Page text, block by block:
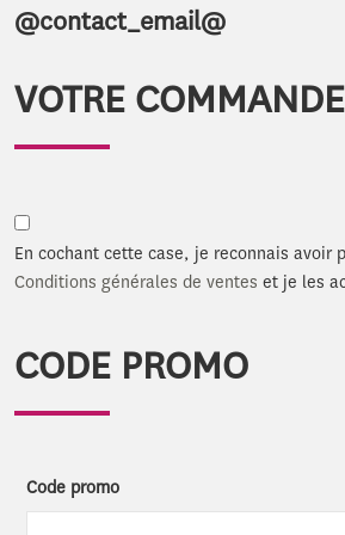
@contact_email@
VOTRE COMMANDE
En cochant cette case, je reconnais avoir
Conditions générales de ventes et je les
CODE PROMO
Code promo